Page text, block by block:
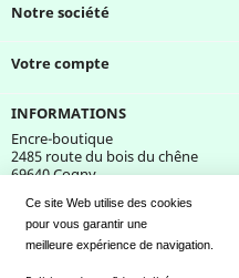
Ce site Web utilise des cookies
pour vous garantir une
meilleure expérience de navigation.
Notre société
Votre compte
INFORMATIONS
Encre-boutique
2485 route du bois du chêne
69640 Cogny